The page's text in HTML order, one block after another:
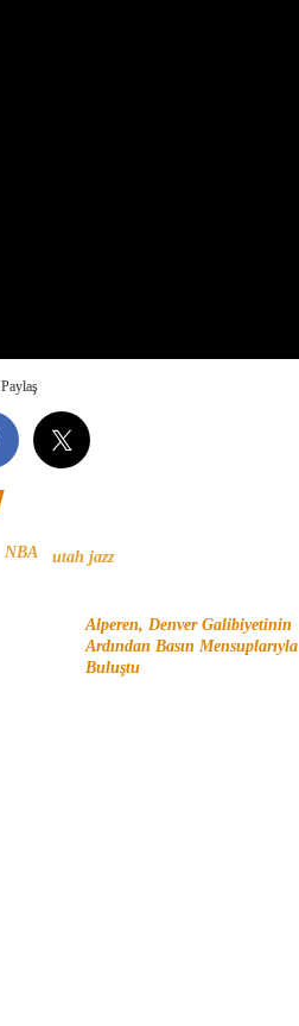
Paylaş
NBA utah jazz
Alperen, Denver Galibiyetinin
Ardından Basın Mensuplarıyla
Buluştu